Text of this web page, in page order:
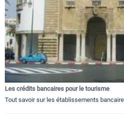
Les crédits bancaires pour le tourisme
Tout savoir sur les établissements